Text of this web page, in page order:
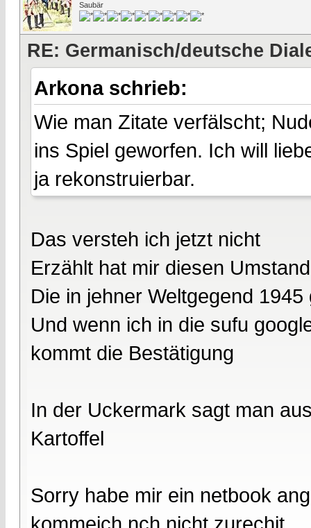
Saubär
RE: Germanisch/deutsche
Arkona schrieb:
Wie man Zitate verfälscht;
ins Spiel geworfen. Ich will
ja rekonstruierbar.
Das versteh ich jetzt nicht
Erzählt hat mir diesen
Die in jehner Weltgegend 1945
Und wenn ich in die sufu
kommt die Bestätigung
In der Uckermark sagt man
Kartoffel
Sorry habe mir ein netbook
kommeich nch nicht zurechjt